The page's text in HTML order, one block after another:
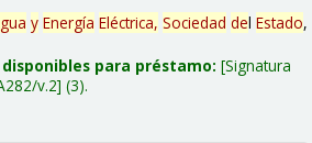
y Energía Eléctrica, Sociedad del Estado,
para préstamo: Signatura
v.2 (3).